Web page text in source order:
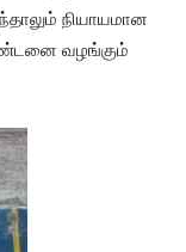
நியாயமான
வழங்கும்